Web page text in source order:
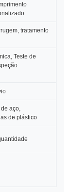
tratamento
Teste de
aço,
de plástico